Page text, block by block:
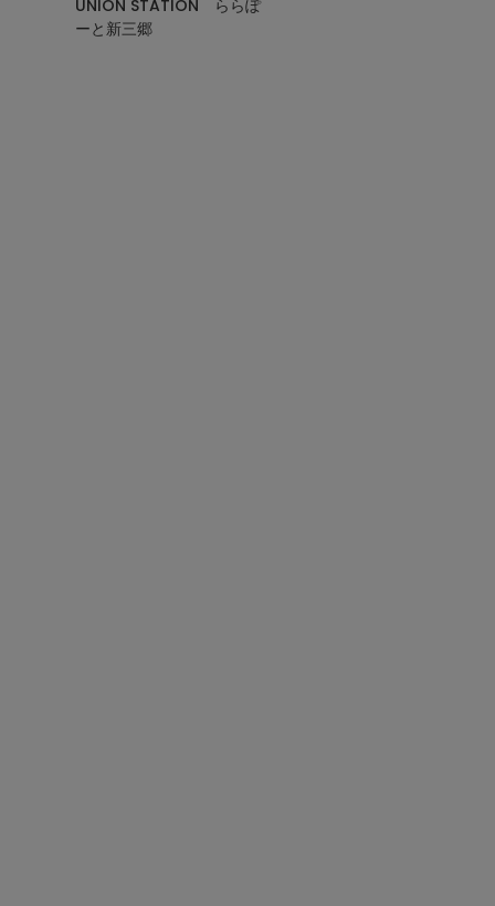
UNION STATION ららぽ
ーと新三郷